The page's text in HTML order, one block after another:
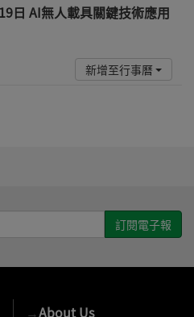
日 AI無人載具關鍵技術應用
新增至行事曆
→About Us